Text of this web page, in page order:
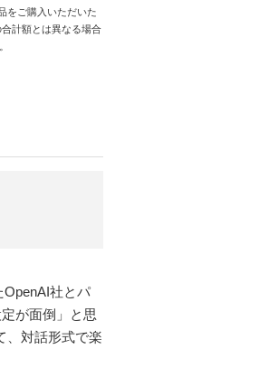
をご購入いただいた
計額とは異なる場合
社とパ
が面倒」と思
、対話形式で楽